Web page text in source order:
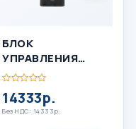
БЛОК
УПРАВЛЕНИЯ
ГБО LOVATO C-
14333р.
Без НДС: 14333р.